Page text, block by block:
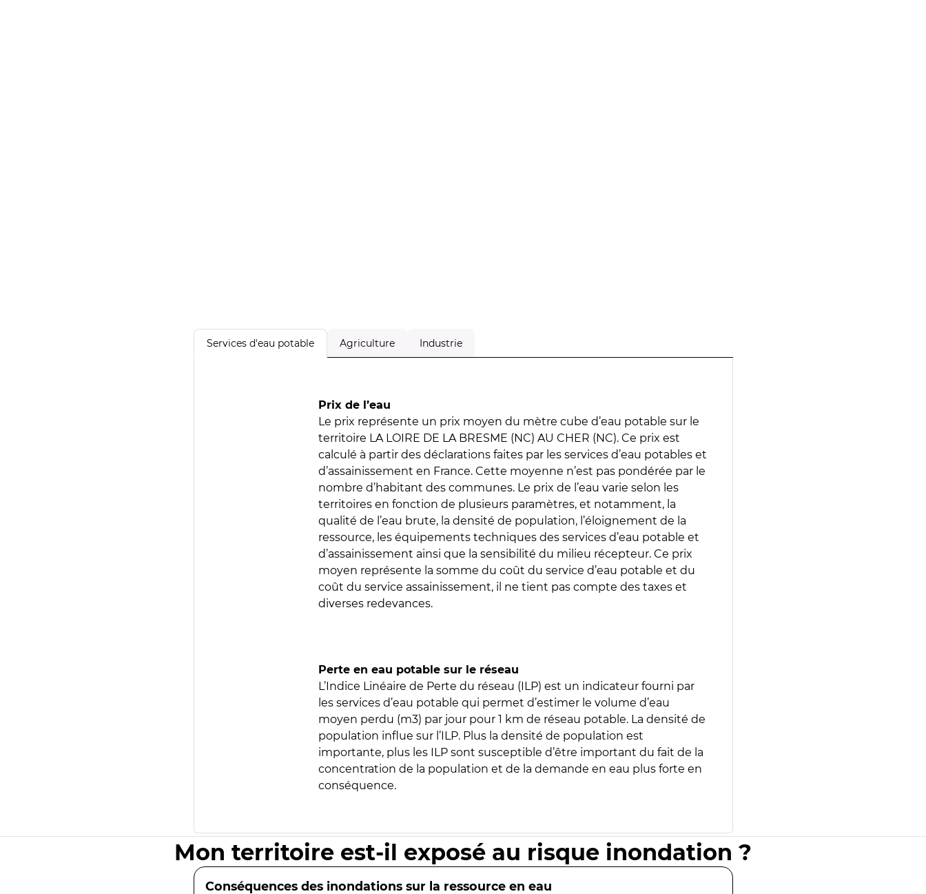
Services d'eau potable Agriculture Industrie
Prix de l’eau
Le prix représente un prix moyen du mètre cube d’eau potable sur le
territoire LA LOIRE DE LA BRESME (NC) AU CHER (NC). Ce prix est
calculé à partir des déclarations faites par les services d’eau potables et
d’assainissement en France. Cette moyenne n’est pas pondérée par le
nombre d’habitant des communes. Le prix de l’eau varie selon les
territoires en fonction de plusieurs paramètres, et notamment, la
qualité de l’eau brute, la densité de population, l’éloignement de la
ressource, les équipements techniques des services d’eau potable et
d’assainissement ainsi que la sensibilité du milieu récepteur. Ce prix
moyen représente la somme du coût du service d’eau potable et du
coût du service assainissement, il ne tient pas compte des taxes et
diverses redevances.
Perte en eau potable sur le réseau
L’Indice Linéaire de Perte du réseau (ILP) est un indicateur fourni par
les services d’eau potable qui permet d’estimer le volume d’eau
moyen perdu (m3) par jour pour 1 km de réseau potable. La densité de
population influe sur l’ILP. Plus la densité de population est
importante, plus les ILP sont susceptible d’être important du fait de la
concentration de la population et de la demande en eau plus forte en
conséquence.
Mon territoire est-il exposé au risque inondation ?
Conséquences des inondations sur la ressource en eau